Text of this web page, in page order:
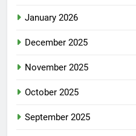
January 2026
December 2025
November 2025
October 2025
September 2025